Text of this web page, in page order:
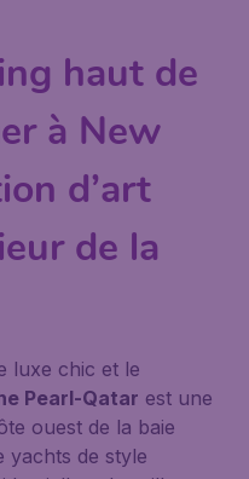
haut de
à New
d’art
de la
luxe chic et le
Pearl-Qatar est une
ouest de la baie
yachts de style